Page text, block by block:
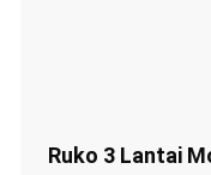
Ruko 3 Lantai